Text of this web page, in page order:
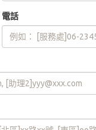
電話